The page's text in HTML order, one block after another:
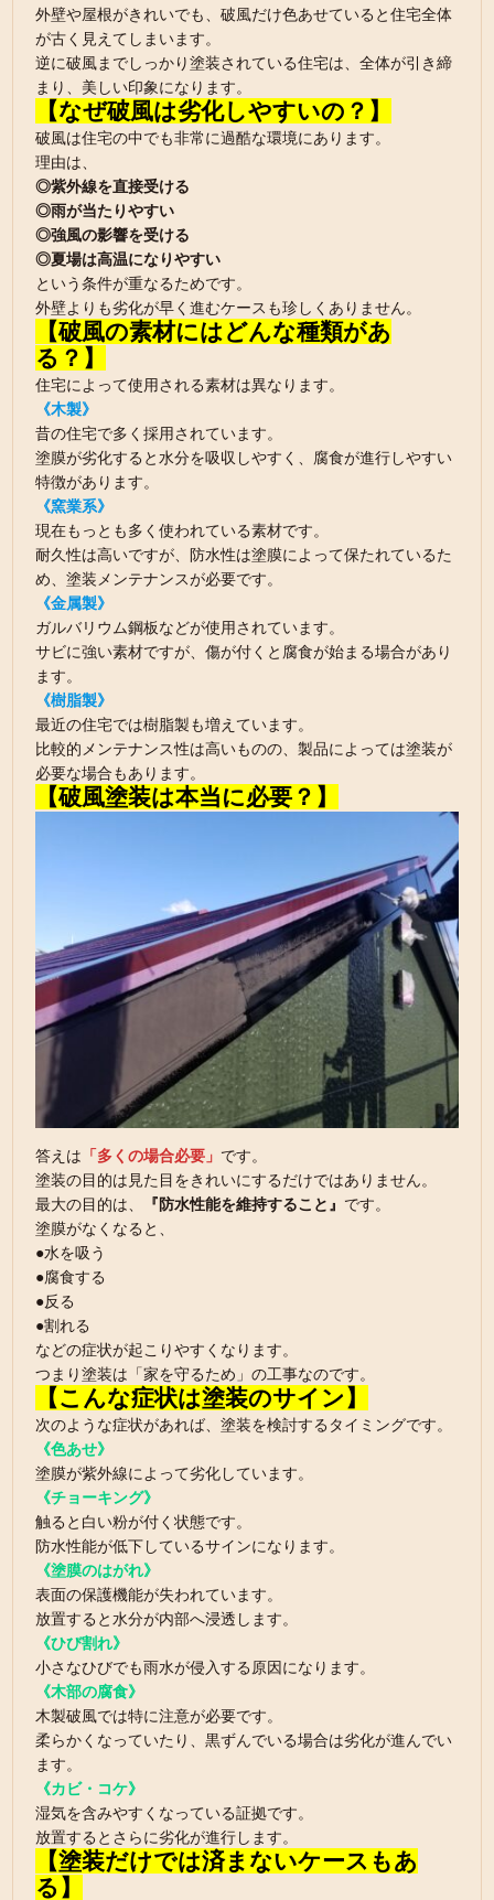
外壁や屋根がきれいでも、破風だけ色あせていると住宅全体
が古く見えてしまいます。
逆に破風までしっかり塗装されている住宅は、全体が引き締
まり、美しい印象になります。
【なぜ破風は劣化しやすいの？】
破風は住宅の中でも非常に過酷な環境にあります。
理由は、
◎紫外線を直接受ける
◎雨が当たりやすい
◎強風の影響を受ける
◎夏場は高温になりやすい
という条件が重なるためです。
外壁よりも劣化が早く進むケースも珍しくありません。
【破風の素材にはどんな種類があ
る？】
住宅によって使用される素材は異なります。
《木製》
昔の住宅で多く採用されています。
塗膜が劣化すると水分を吸収しやすく、腐食が進行しやすい
特徴があります。
《窯業系》
現在もっとも多く使われている素材です。
耐久性は高いですが、防水性は塗膜によって保たれているた
め、塗装メンテナンスが必要です。
《金属製》
ガルバリウム鋼板などが使用されています。
サビに強い素材ですが、傷が付くと腐食が始まる場合があり
ます。
《樹脂製》
最近の住宅では樹脂製も増えています。
比較的メンテナンス性は高いものの、製品によっては塗装が
必要な場合もあります。
【破風塗装は本当に必要？】
答えは 「多くの場合必要」 です。
塗装の目的は見た目をきれいにするだけではありません。
最大の目的は、
『防水性能を維持すること』 です。
塗膜がなくなると、
●水を吸う
●腐食する
●反る
●割れる
などの症状が起こりやすくなります。
つまり塗装は「家を守るため」の工事なのです。
【こんな症状は塗装のサイン】
次のような症状があれば、塗装を検討するタイミングです。
《色あせ》
塗膜が紫外線によって劣化しています。
《チョーキング》
触ると白い粉が付く状態です。
防水性能が低下しているサインになります。
《塗膜のはがれ》
表面の保護機能が失われています。
放置すると水分が内部へ浸透します。
《ひび割れ》
小さなひびでも雨水が侵入する原因になります。
《木部の腐食》
木製破風では特に注意が必要です。
柔らかくなっていたり、黒ずんでいる場合は劣化が進んでい
ます。
《カビ・コケ》
湿気を含みやすくなっている証拠です。
放置するとさらに劣化が進行します。
【塗装だけでは済まないケースもあ
る】